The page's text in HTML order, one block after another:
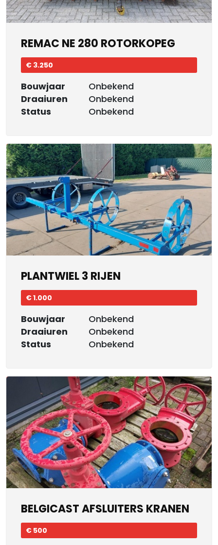
REMAC NE 280 ROTORKOPEG
€ 3.250
Bouwjaar
Onbekend
Draaiuren
Onbekend
Status
Onbekend
PLANTWIEL 3 RIJEN
€ 1.000
Bouwjaar
Onbekend
Draaiuren
Onbekend
Status
Onbekend
BELGICAST AFSLUITERS KRANEN
€ 500